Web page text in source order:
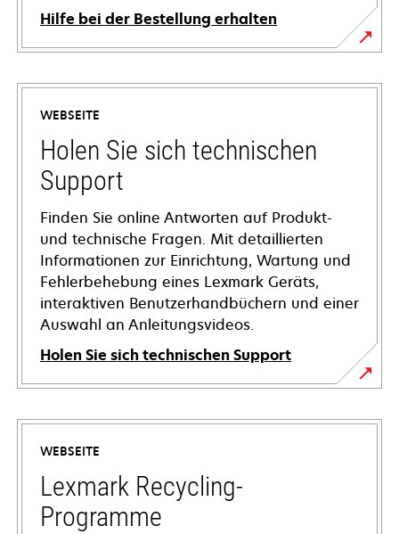
Hilfe bei der Bestellung erhalten
WEBSEITE
Holen Sie sich technischen
Support
Finden Sie online Antworten auf Produkt-
und technische Fragen. Mit detaillierten
Informationen zur Einrichtung, Wartung und
Fehlerbehebung eines Lexmark Geräts,
interaktiven Benutzerhandbüchern und einer
Auswahl an Anleitungsvideos.
Holen Sie sich technischen Support
wird
in
neuen
Registerkarte
geöffnet
WEBSEITE
Lexmark Recycling-
Programme